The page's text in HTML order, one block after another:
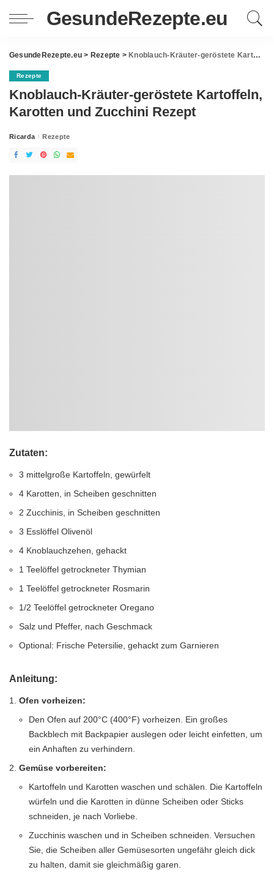
GesundeRezepte.eu
GesundeRezepte.eu > Rezepte > Knoblauch-Kräuter-geröstete Kartoffeln, Karotten und Zucchini Rezept
Rezepte
Knoblauch-Kräuter-geröstete Kartoffeln,
Karotten und Zucchini Rezept
Posted
Ricarda Rezepte
Zutaten:
3 mittelgroße Kartoffeln, gewürfelt
4 Karotten, in Scheiben geschnitten
2 Zucchinis, in Scheiben geschnitten
3 Esslöffel Olivenöl
4 Knoblauchzehen, gehackt
1 Teelöffel getrockneter Thymian
1 Teelöffel getrockneter Rosmarin
1/2 Teelöffel getrockneter Oregano
Salz und Pfeffer, nach Geschmack
Optional: Frische Petersilie, gehackt zum Garnieren
Anleitung:
Ofen vorheizen:
Den Ofen auf 200°C (400°F) vorheizen. Ein großes
Backblech mit Backpapier auslegen oder leicht einfetten, um
ein Anhaften zu verhindern.
Gemüse vorbereiten:
Kartoffeln und Karotten waschen und schälen. Die Kartoffeln
würfeln und die Karotten in dünne Scheiben oder Sticks
schneiden, je nach Vorliebe.
Zucchinis waschen und in Scheiben schneiden. Versuchen
Sie, die Scheiben aller Gemüsesorten ungefähr gleich dick
zu halten, damit sie gleichmäßig garen.